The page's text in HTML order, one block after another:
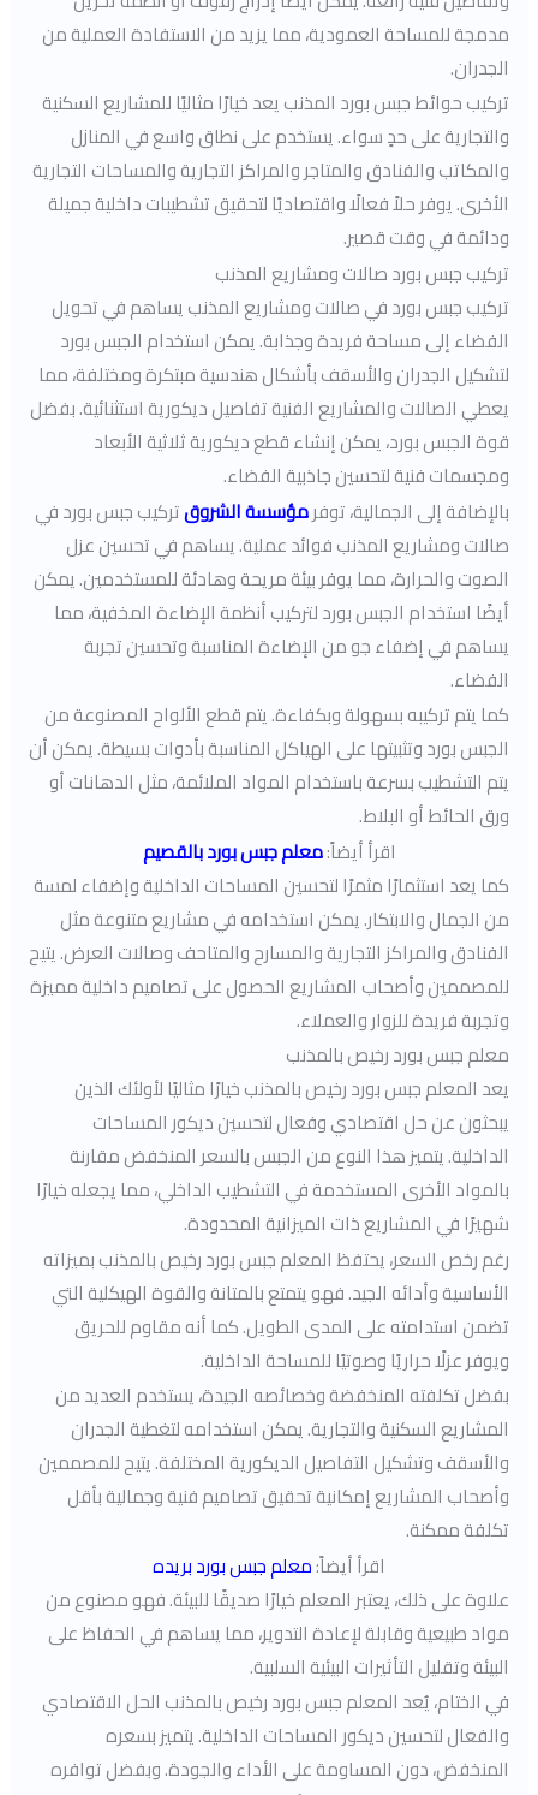
مدمجة للمساحة العمودية، مما يزيد من الاستفادة العملية من
الجدران.
تركيب حوائط جبس بورد المذنب يعد خيارًا مثاليًا للمشاريع السكنية
والتجارية على حدٍ سواء. يستخدم على نطاق واسع في المنازل
والمكاتب والفنادق والمتاجر والمراكز التجارية والمساحات التجارية
الأخرى. يوفر حلاً فعالًا واقتصاديًا لتحقيق تشطيبات داخلية جميلة
ودائمة في وقت قصير.
تركيب جبس بورد صالات ومشاريع المذنب
تركيب جبس بورد في صالات ومشاريع المذنب يساهم في تحويل
الفضاء إلى مساحة فريدة وجذابة. يمكن استخدام الجبس بورد
لتشكيل الجدران والأسقف بأشكال هندسية مبتكرة ومختلفة، مما
يعطي الصالات والمشاريع الفنية تفاصيل ديكورية استثنائية. بفضل
قوة الجبس بورد، يمكن إنشاء قطع ديكورية ثلاثية الأبعاد
ومجسمات فنية لتحسين جاذبية الفضاء.
بالإضافة إلى الجمالية، توفرمؤسسة الشروقتركيب جبس بورد في
صالات ومشاريع المذنب فوائد عملية. يساهم في تحسين عزل
الصوت والحرارة، مما يوفر بيئة مريحة وهادئة للمستخدمين. يمكن
أيضًا استخدام الجبس بورد لتركيب أنظمة الإضاءة المخفية، مما
يساهم في إضفاء جو من الإضاءة المناسبة وتحسين تجربة
الفضاء.
كما يتم تركيبه بسهولة وبكفاءة. يتم قطع الألواح المصنوعة من
الجبس بورد وتثبيتها على الهياكل المناسبة بأدوات بسيطة. يمكن أن
يتم التشطيب بسرعة باستخدام المواد الملائمة، مثل الدهانات أو
ورق الحائط أو البلاط.
اقرأ أيضاً:معلم جبس بورد بالقصيم
كما يعد استثمارًا مثمرًا لتحسين المساحات الداخلية وإضفاء لمسة
من الجمال والابتكار. يمكن استخدامه في مشاريع متنوعة مثل
الفنادق والمراكز التجارية والمسارح والمتاحف وصالات العرض. يتيح
للمصممين وأصحاب المشاريع الحصول على تصاميم داخلية مميزة
وتجربة فريدة للزوار والعملاء.
معلم جبس بورد رخيص بالمذنب
يعد المعلم جبس بورد رخيص بالمذنب خيارًا مثاليًا لأولئك الذين
يبحثون عن حل اقتصادي وفعال لتحسين ديكور المساحات
الداخلية. يتميز هذا النوع من الجبس بالسعر المنخفض مقارنة
بالمواد الأخرى المستخدمة في التشطيب الداخلي، مما يجعله خيارًا
شهيرًا في المشاريع ذات الميزانية المحدودة.
رغم رخص السعر، يحتفظ المعلم جبس بورد رخيص بالمذنب بميزاته
الأساسية وأدائه الجيد. فهو يتمتع بالمتانة والقوة الهيكلية التي
تضمن استدامته على المدى الطويل. كما أنه مقاوم للحريق
ويوفر عزلًا حراريًا وصوتيًا للمساحة الداخلية.
بفضل تكلفته المنخفضة وخصائصه الجيدة، يستخدم العديد من
المشاريع السكنية والتجارية. يمكن استخدامه لتغطية الجدران
والأسقف وتشكيل التفاصيل الديكورية المختلفة. يتيح للمصممين
وأصحاب المشاريع إمكانية تحقيق تصاميم فنية وجمالية بأقل
تكلفة ممكنة.
اقرأ أيضاً:معلم جبس بورد بريده
علاوة على ذلك، يعتبر المعلم خيارًا صديقًا للبيئة. فهو مصنوع من
مواد طبيعية وقابلة لإعادة التدوير، مما يساهم في الحفاظ على
البيئة وتقليل التأثيرات البيئية السلبية.
في الختام، يُعد المعلم جبس بورد رخيص بالمذنب الحل الاقتصادي
والفعال لتحسين ديكور المساحات الداخلية. يتميز بسعره
المنخفض، دون المساومة على الأداء والجودة. وبفضل توافره